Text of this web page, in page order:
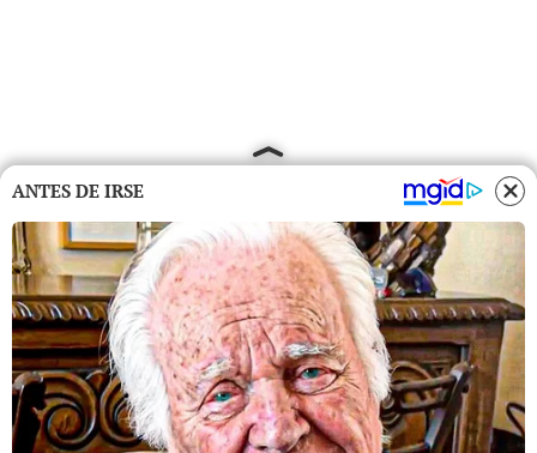
ANTES DE IRSE